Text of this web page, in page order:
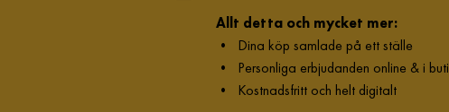
Allt detta och mycket mer:
• Dina köp samlade på ett ställe
• Personliga erbjudanden online & i
• Kostnadsfritt och helt digitalt